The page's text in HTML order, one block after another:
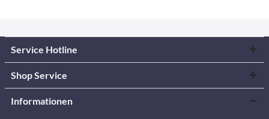
Service Hotline
Shop Service
Informationen